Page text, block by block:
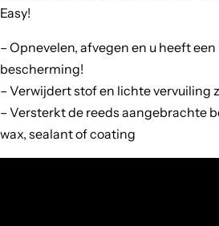
Easy!
– Opnevelen, afvegen en u heeft
bescherming!
– Verwijdert stof en lichte vervuiling
– Versterkt de reeds aangebrachte
wax, sealant of coating